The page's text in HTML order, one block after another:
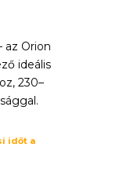
az Orion
ideális
230–
időt a